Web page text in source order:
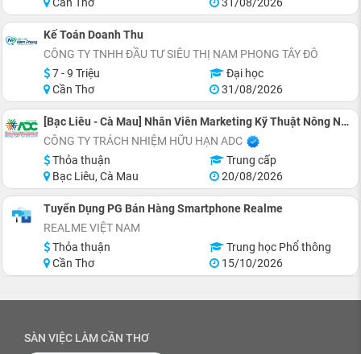
Kế Toán Doanh Thu
CÔNG TY TNHH ĐẦU TƯ SIÊU THỊ NAM PHONG TÂY ĐÔ
7 - 9 Triệu
Đại học
Cần Thơ
31/08/2026
[Bạc Liêu - Cà Mau] Nhân Viên Marketing Kỹ Thuật Nông Nghiệp
CÔNG TY TRÁCH NHIỆM HỮU HẠN ADC
Thỏa thuận
Trung cấp
Bạc Liêu, Cà Mau
20/08/2026
Tuyển Dụng PG Bán Hàng Smartphone Realme
REALME VIỆT NAM
Thỏa thuận
Trung học Phổ thông
Cần Thơ
15/10/2026
SÀN VIỆC LÀM CẦN THƠ